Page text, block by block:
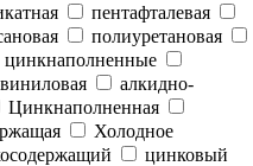
пентафталевая
полиуретановая
цинкнаполненные
алкидно-
Цинкнаполненная
Холодное
цинковый